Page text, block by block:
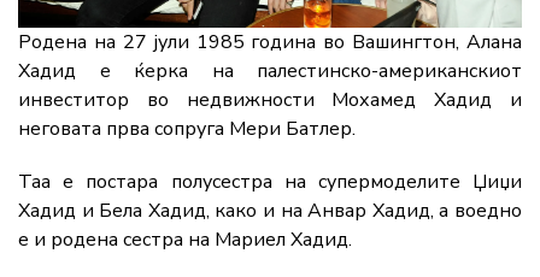
Родена на 27 јули 1985 година во Вашингтон, Алана
Хадид е ќерка на палестинско-американскиот
инвеститор во недвижности Мохамед Хадид и
неговата прва сопруга Мери Батлер.
Таа е постара полусестра на супермоделите Џиџи
Хадид и Бела Хадид, како и на Анвар Хадид, а воедно
е и родена сестра на Мариел Хадид.